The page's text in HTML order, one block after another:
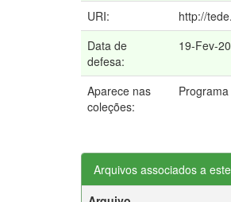
URI:
http://
Data de
defesa:
19-Fev-
Aparece nas
coleções:
Arquivos associados a